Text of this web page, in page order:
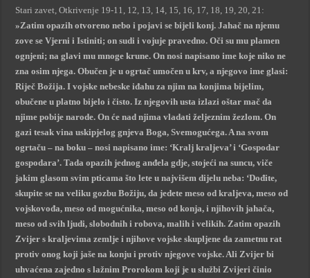
Stari zavet, Otkrivenje 19-11, 12, 13, 14, 15, 16, 17, 18, 19, 20, 21:
»Zatim opazih otvoreno nebo i pojavi se bijeli konj. Jahač na njemu
zove se Vjerni i Istiniti; on sudi i vojuje pravedno. Oči su mu plamen
ognjeni; na glavi mu mnoge krune. On nosi napisano ime koje niko ne
zna osim njega. Obučen je u ogrtač umočen u krv, a njegovo ime glasi:
Riječ Božija. I vojske nebeske iđahu za njim na konjima bijelim,
obučene u platno bijelo i čisto. Iz njegovih usta izlazi oštar mač da
njime pobije narode. On će nad njima vladati željeznim žezlom. On
gazi tesak vina uskipjelog gnjeva Boga, Svemogućega. A na svom
ogrtaču – na boku – nosi napisano ime: ‘Kralj kraljeva’ i ‘Gospodar
gospodara’. Tada opazih jednog anđela gdje, stojeći na suncu, viče
jakim glasom svim pticama što lete u najvišem dijelu neba: ‘Dođite,
skupite se na veliku gozbu Božiju, da jedete meso od kraljeva, meso od
vojskovođa, meso od mogućnika, meso od konja, i njihovih jahača,
meso od svih ljudi, slobodnih i robova, malih i velikih. Zatim opazih
Zvijer s kraljevima zemlje i njihove vojske skupljene da zametnu rat
protiv onog koji jaše na konju i protiv njegove vojske. Ali Zvijer bi
uhvaćena zajedno s lažnim Prorokom koji je u službi Zvijeri činio